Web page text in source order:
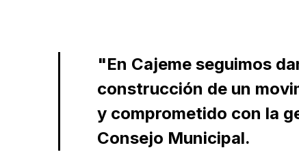
"En Cajeme seguimos
construcción de un
y comprometido con la
Consejo Municipal.